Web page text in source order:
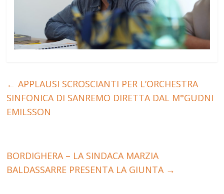
← APPLAUSI SCROSCIANTI PER L’ORCHESTRA
SINFONICA DI SANREMO DIRETTA DAL M°GUDNI
EMILSSON
BORDIGHERA – LA SINDACA MARZIA
BALDASSARRE PRESENTA LA GIUNTA →